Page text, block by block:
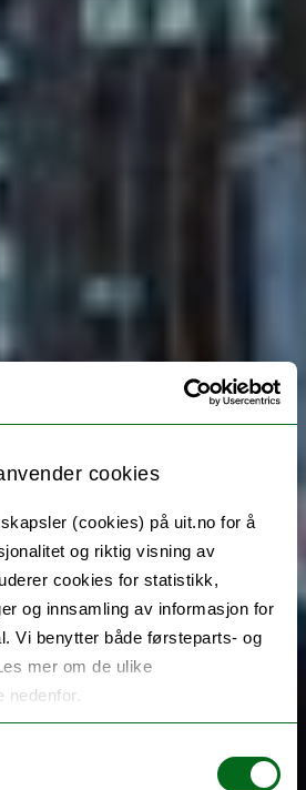
cookies
(cookies) på uit.no for å
og riktig visning av
cookies for statistikk,
og innsamling av informasjon for
Vi benytter både førsteparts- og
mer om de ulike
nedenfor.